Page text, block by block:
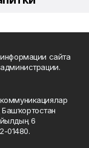
сайта
коммуникациялар
Башҡортостан
6
01480.